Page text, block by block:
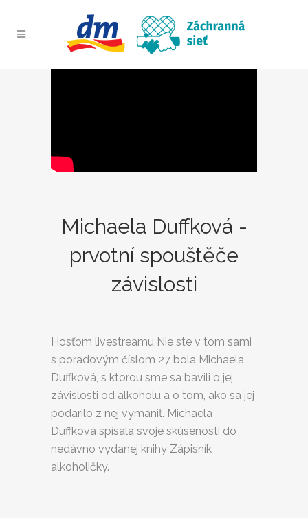
Michaela Duffková -
prvotní spouštěče
závislosti
Hosťom livestreamu Nie ste v tom sami
s poradovým číslom 27 bola Michaela
Duffková, s ktorou sme sa bavili o jej
závislosti od alkoholu a o tom, ako sa jej
podarilo z nej vymaniť. Michaela
Duffková spísala svoje skúsenosti do
nedávno vydanej knihy Zápisník
alkoholičky.